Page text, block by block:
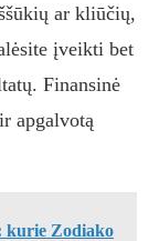
ar kliūčių,
įveikti bet
Finansinė
apgalvotą
kurie Zodiako